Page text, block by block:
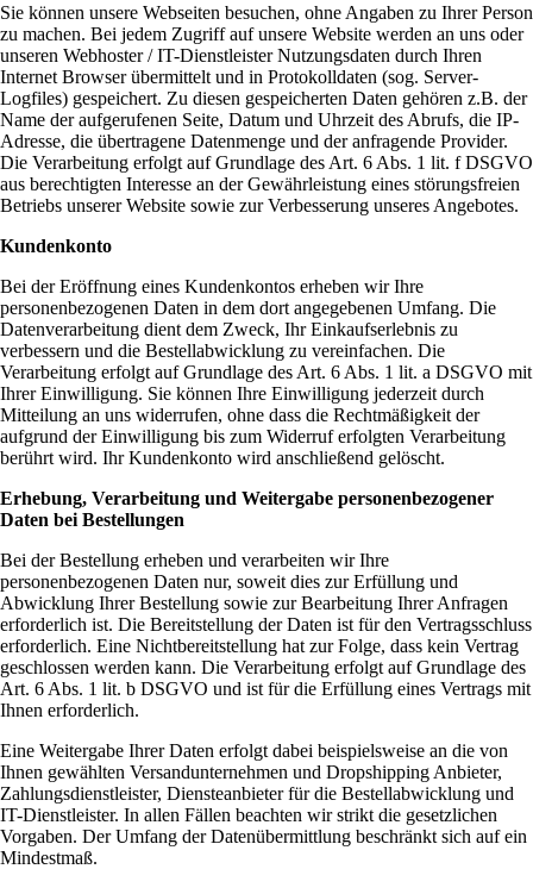
Sie können unsere Webseiten besuchen, ohne Angaben zu Ihrer Person
zu machen. Bei jedem Zugriff auf unsere Website werden an uns oder
unseren Webhoster / IT-Dienstleister Nutzungsdaten durch Ihren
Internet Browser übermittelt und in Protokolldaten (sog. Server-
Logfiles) gespeichert. Zu diesen gespeicherten Daten gehören z.B. der
Name der aufgerufenen Seite, Datum und Uhrzeit des Abrufs, die IP-
Adresse, die übertragene Datenmenge und der anfragende Provider.
Die Verarbeitung erfolgt auf Grundlage des Art. 6 Abs. 1 lit. f DSGVO
aus berechtigten Interesse an der Gewährleistung eines störungsfreien
Betriebs unserer Website sowie zur Verbesserung unseres Angebotes.
Kundenkonto
Bei der Eröffnung eines Kundenkontos erheben wir Ihre
personenbezogenen Daten in dem dort angegebenen Umfang. Die
Datenverarbeitung dient dem Zweck, Ihr Einkaufserlebnis zu
verbessern und die Bestellabwicklung zu vereinfachen. Die
Verarbeitung erfolgt auf Grundlage des Art. 6 Abs. 1 lit. a DSGVO mit
Ihrer Einwilligung. Sie können Ihre Einwilligung jederzeit durch
Mitteilung an uns widerrufen, ohne dass die Rechtmäßigkeit der
aufgrund der Einwilligung bis zum Widerruf erfolgten Verarbeitung
berührt wird. Ihr Kundenkonto wird anschließend gelöscht.
Erhebung, Verarbeitung und Weitergabe personenbezogener
Daten bei Bestellungen
Bei der Bestellung erheben und verarbeiten wir Ihre
personenbezogenen Daten nur, soweit dies zur Erfüllung und
Abwicklung Ihrer Bestellung sowie zur Bearbeitung Ihrer Anfragen
erforderlich ist. Die Bereitstellung der Daten ist für den Vertragsschluss
erforderlich. Eine Nichtbereitstellung hat zur Folge, dass kein Vertrag
geschlossen werden kann. Die Verarbeitung erfolgt auf Grundlage des
Art. 6 Abs. 1 lit. b DSGVO und ist für die Erfüllung eines Vertrags mit
Ihnen erforderlich.
Eine Weitergabe Ihrer Daten erfolgt dabei beispielsweise an die von
Ihnen gewählten Versandunternehmen und Dropshipping Anbieter,
Zahlungsdienstleister, Diensteanbieter für die Bestellabwicklung und
IT-Dienstleister. In allen Fällen beachten wir strikt die gesetzlichen
Vorgaben. Der Umfang der Datenübermittlung beschränkt sich auf ein
Mindestmaß.